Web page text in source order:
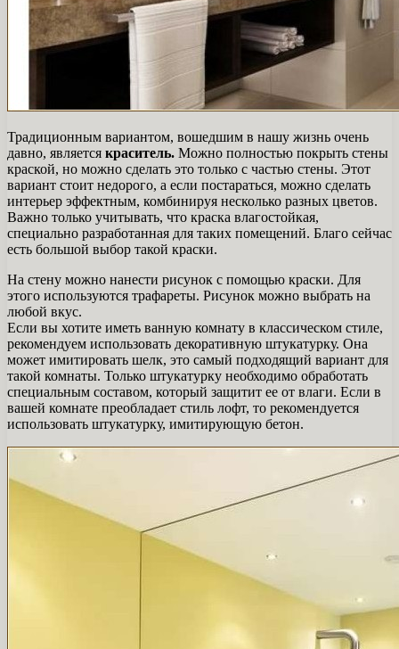
Традиционным вариантом, вошедшим в нашу жизнь очень
давно, является краситель. Можно полностью покрыть стены
краской, но можно сделать это только с частью стены. Этот
вариант стоит недорого, а если постараться, можно сделать
интерьер эффектным, комбинируя несколько разных цветов.
Важно только учитывать, что краска влагостойкая,
специально разработанная для таких помещений. Благо сейчас
есть большой выбор такой краски.
На стену можно нанести рисунок с помощью краски. Для
этого используются трафареты. Рисунок можно выбрать на
любой вкус.
Если вы хотите иметь ванную комнату в классическом стиле,
рекомендуем использовать декоративную штукатурку. Она
может имитировать шелк, это самый подходящий вариант для
такой комнаты. Только штукатурку необходимо обработать
специальным составом, который защитит ее от влаги. Если в
вашей комнате преобладает стиль лофт, то рекомендуется
использовать штукатурку, имитирующую бетон.